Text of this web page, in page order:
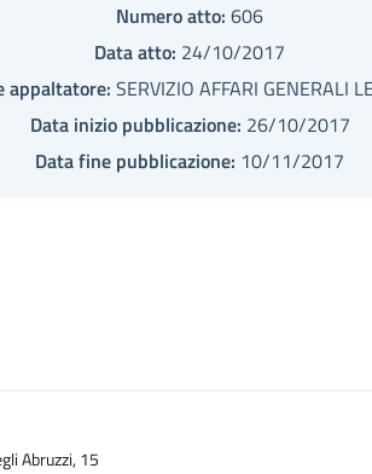
Numero atto: 606
Data atto: 24/10/2017
appaltatore: SERVIZIO AFFARI GENERALI
Data inizio pubblicazione: 26/10/2017
Data fine pubblicazione: 10/11/2017
Abruzzi, 15